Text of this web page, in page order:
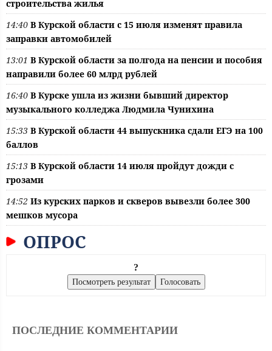
строительства жилья
14:40 В Курской области с 15 июля изменят правила
заправки автомобилей
13:01 В Курской области за полгода на пенсии и пособия
направили более 60 млрд рублей
16:40 В Курске ушла из жизни бывший директор
музыкального колледжа Людмила Чунихина
15:33 В Курской области 44 выпускника сдали ЕГЭ на 100
баллов
15:13 В Курской области 14 июля пройдут дожди с
грозами
14:52 Из курских парков и скверов вывезли более 300
мешков мусора
ОПРОС
?
ПОСЛЕДНИЕ КОММЕНТАРИИ